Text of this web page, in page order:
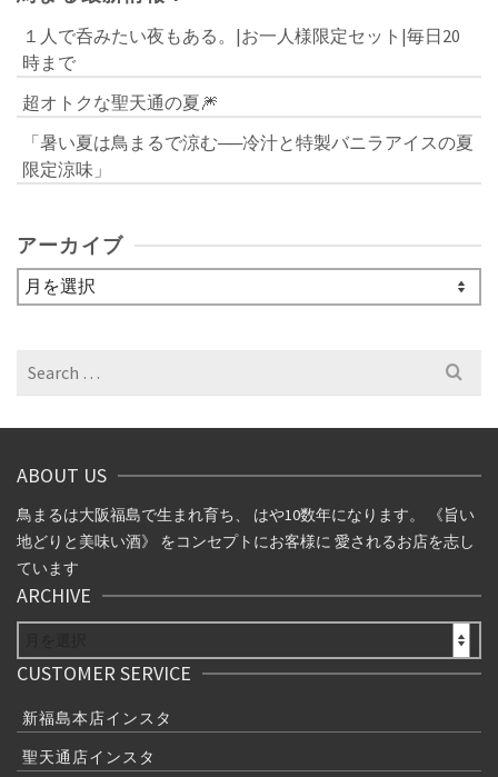
１人で呑みたい夜もある。|お一人様限定セット|毎日20
時まで
超オトクな聖天通の夏🎆
「暑い夏は鳥まるで涼む──冷汁と特製バニラアイスの夏
限定涼味」
アーカイブ
ア
ー
ブ
Search
ABOUT US
鳥まるは大阪福島で生まれ育ち、 はや10数年になります。 《旨い
地どりと美味い酒》 をコンセプトにお客様に 愛されるお店を志し
ています
ARCHIVE
CUSTOMER SERVICE
新福島本店インスタ
聖天通店インスタ